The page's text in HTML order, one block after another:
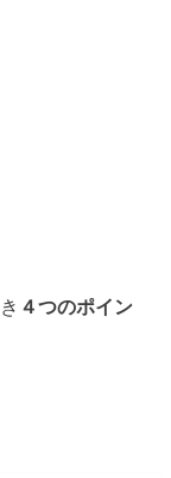
４つのポイン